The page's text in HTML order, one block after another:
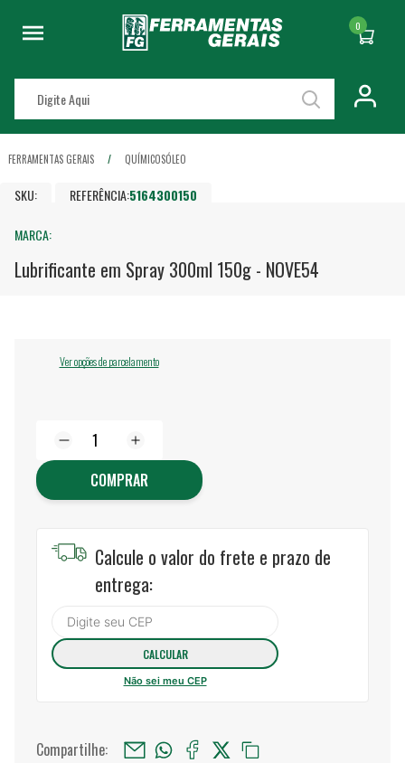
0
FERRAMENTAS GERAIS QUÍMICOSÓLEO
SKU: REFERÊNCIA:5164300150
MARCA:
Lubrificante em Spray 300ml 150g - NOVE54
Ver opções de parcelamento
COMPRAR
Calcule o valor do frete e prazo de
entrega:
Não sei meu CEP
Compartilhe: